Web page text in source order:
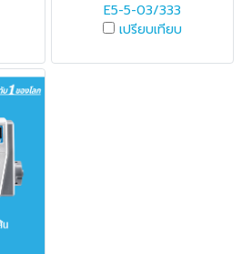
E5-5-03/333
เปรียบเทียบ